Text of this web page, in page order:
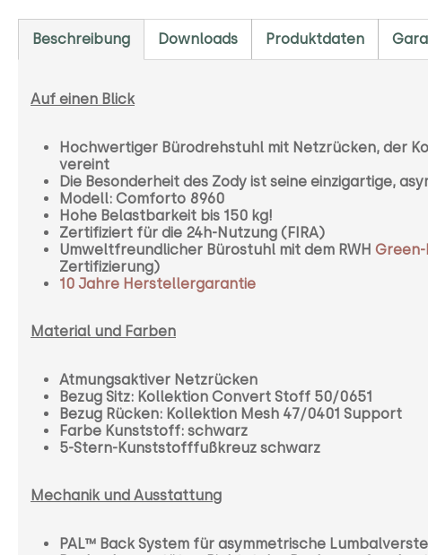
Beschreibung Downloads Produktdaten
Auf einen Blick
Hochwertiger Bürodrehstuhl mit Netzrücken, der
vereint
Die Besonderheit des Zody ist seine einzigartige,
Modell: Comforto 8960
Hohe Belastbarkeit bis 150 kg!
Zertifiziert für die 24h-Nutzung (FIRA)
Umweltfreundlicher Bürostuhl mit dem RWH
Zertifizierung)
10 Jahre Herstellergarantie
Material und Farben
Atmungsaktiver Netzrücken
Bezug Sitz: Kollektion Convert Stoff 50/0651
Bezug Rücken: Kollektion Mesh 47/0401 Support
Farbe Kunststoff: schwarz
5-Stern-Kunststofffußkreuz schwarz
Mechanik und Ausstattung
PAL™ Back System für asymmetrische